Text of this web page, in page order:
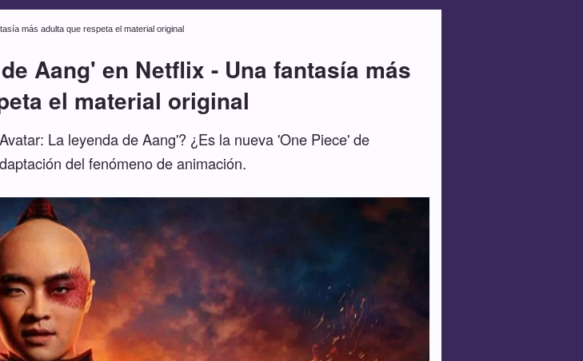
más adulta que respeta el material original
Aang' en Netflix - Una fantasía más
el material original
La leyenda de Aang'? ¿Es la nueva 'One Piece' de
del fenómeno de animación.